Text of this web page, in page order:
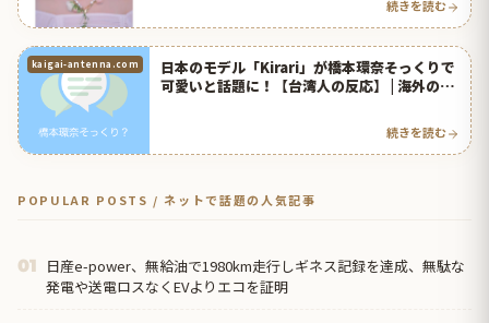
続きを読む
kaigai-antenna.com
日本のモデル「Kirari」が橋本環奈そっくりで
可愛いと話題に！【台湾人の反応】 | 海外の反
続きを読む
POPULAR POSTS / ネットで話題の人気記事
01
日産e-power、無給油で1980km走行しギネス記録を達成、無駄な
発電や送電ロスなくEVよりエコを証明